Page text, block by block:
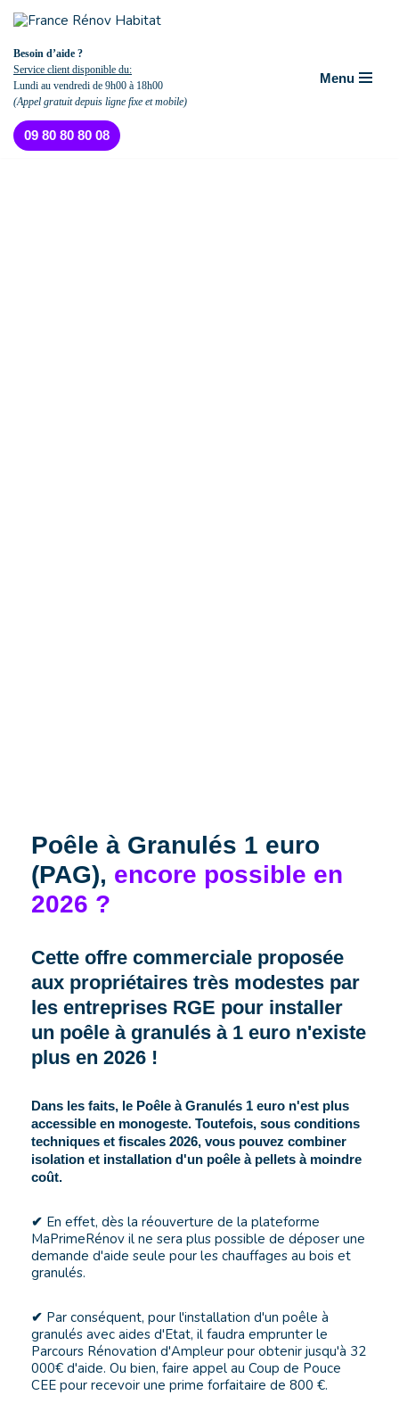
Aller
au
contenu
Besoin d’aide ?
Service client disponible du:
Lundi au vendredi de 9h00 à 18h00
(Appel gratuit depuis ligne fixe et mobile)
Menu
09 80 80 80 08
Poêle à Granulés 1 euro
(PAG), encore possible en
2026 ?
Cette offre commerciale proposée
aux propriétaires très modestes par
les entreprises RGE pour installer
un poêle à granulés à 1 euro n'existe
plus en 2026 !
Dans les faits, le Poêle à Granulés 1 euro n'est plus
accessible en monogeste. Toutefois, sous conditions
techniques et fiscales 2026, vous pouvez combiner
isolation et installation d'un poêle à pellets à moindre
coût.
✔ En effet, dès la réouverture de la plateforme
MaPrimeRénov il ne sera plus possible de déposer une
demande d'aide seule pour les chauffages au bois et
granulés.
✔ Par conséquent, pour l'installation d'un poêle à
granulés avec aides d'Etat, il faudra emprunter le
Parcours Rénovation d'Ampleur pour obtenir jusqu'à 32
000€ d'aide. Ou bien, faire appel au Coup de Pouce
CEE pour recevoir une prime forfaitaire de 800 €.